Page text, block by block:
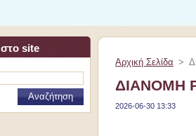
site
Αρχική Σελίδα >
ΔΙΑΝΟΜΗ
2026-06-30 13:33